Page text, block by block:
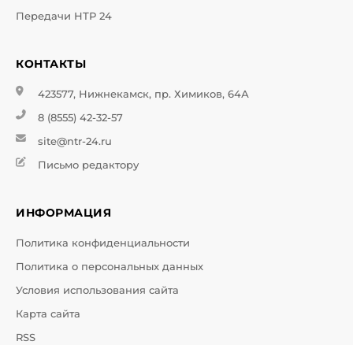
Передачи НТР 24
КОНТАКТЫ
423577, Нижнекамск, пр. Химиков, 64А
8 (8555) 42-32-57
site@ntr-24.ru
Письмо редактору
ИНФОРМАЦИЯ
Политика конфиденциальности
Политика о персональных данных
Условия использования сайта
Карта сайта
RSS